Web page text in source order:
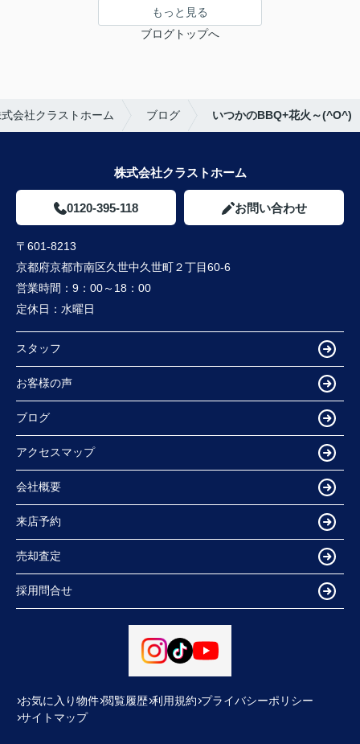
もっと見る
ブログトップへ
会社クラストホーム ブログ いつかのBBQ+花火～(^O^)
株式会社クラストホーム
0120-395-118 お問い合わせ
〒601-8213
京都府京都市南区久世中久世町２丁目60-6
営業時間： 9：00～18：00
定休日： 水曜日
スタッフ
お客様の声
ブログ
アクセスマップ
会社概要
来店予約
売却査定
採用問合せ
お気に入り物件 閲覧履歴 利用規約 プライバシーポリシー
サイトマップ